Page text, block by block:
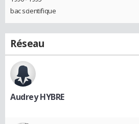
bac scientifique
Réseau
Audrey HYBRE